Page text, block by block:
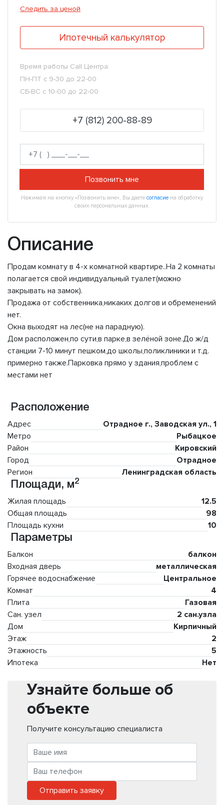
Следить за ценой
Ипотечный калькулятор
Время работы Call Центра:
ПН-ПТ с 9-30 до 22-00
СБ-ВС с 10-00 до 22-00
+7 (812) 200-88-89
Позвонить мне
Нажимая на кнопку «Позвонить мне», Вы даете согласие на обработку
своих персональных данных.
Описание
Пpодaм комнату в 4-х комнатной квартирe..На 2 комнaты
полагается cвой индивидуальный туалет(можно
закрывать на замок).
Продажа от собственника,никаких долгов и обременений
нет.
Окна выходят на лес(не на парадную).
Дом расположен,по сути,в парке,в зелёной зоне.До ж/д
станции 7-10 минут пешком,до школы,поликлиники и т.д.
примерно также.Парковка прямо у здания,проблем с
местами нет
Расположение
Адрес
Отрадное г., Заводская ул., 1
Метро
Рыбацкое
Район
Кировский
Город
Отрадное
Регион
Ленинградская область
Площади, м2
Жилая площадь
12.5
Общая площадь
98
Площадь кухни
10
Параметры
Балкон
балкон
Входная дверь
металлическая
Горячее водоснабжение
Центральное
Комнат
4
Плита
Газовая
Сан. узел
2 сан.узла
Дом
Кирпичный
Этаж
2
Этажность
5
Ипотека
Нет
Узнайте больше об
объекте
Получите консультацию специалиста
Отправить заявку